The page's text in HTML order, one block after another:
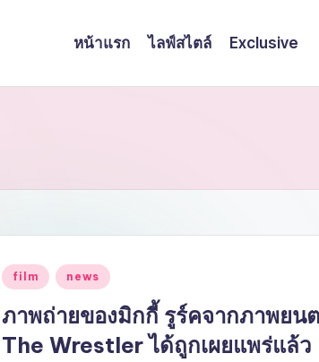
หน้าแรก ไลฟ์สไตล์ Exclusive
Posted
film news
ภาพถ่ายของมิกกี้ รูร์คจากภาพยนต
The Wrestler ได้ถูกเผยแพร่แล้ว